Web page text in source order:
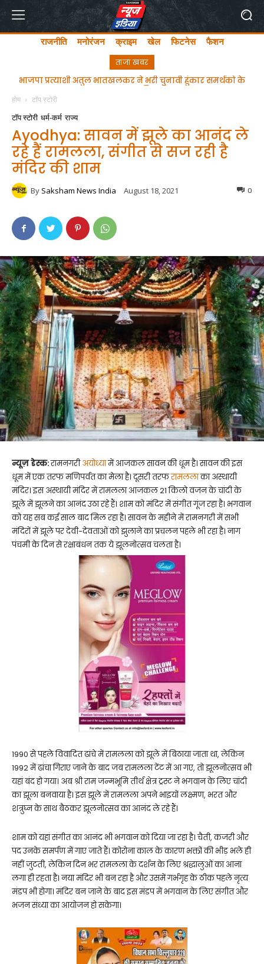
राजनीति मनोरंजन क्राइम खेल फिटनेस फैशन
ताजा खबर
ghgfhfghfghgfhgfhf
होम टॉप स्टोरी
टॉप स्टोरी धर्म-कर्म राज्य
Ayodhya: सावन में झूले का आनंद ले
रहे हैं रामलला, संगीत से सज रही है
मंदिर की शाम
By Saksham News India August 18, 2021 0
न्यूज़ डेस्क:रामनगरीअयोध्यामें आजकल सावन की धूम है। सावन की इस
धूम में एक तरफ मणिपर्वत का मेला है। दूसरी तरफरामललाका अस्थायी
मंदिर। इस अस्थायी मंदिर में रामलला आजकल 21 किलो वजन के चांदी के
झूले में झूलने का आनंद उठा रहे हैं। शाम को मंदिर में संगीत गूंज रहा है। भगवान
को यह सब कई साल बाद मिल रहा है। सावन के महीने में रामनगरी में सभी
मंदिरों में झूले पर देवी-देवताओं को झुलाने का प्रचलन पहले भी रहा है। नाग
पंचमी के दिन से रक्षाबंधन तक ये झूलनोत्सव चलता है।
1990 से पहले विवादित ढांचे में रामलला को झूले में बिठाया जाता था, लेकिन
1992 में ढांचा गिराए जाने के बाद जब रामलला टेंट में आ गए, तो झूलनोत्सव भी
यहां बंद हो गया। अब श्री राम जन्मभूमि तीर्थ क्षेत्र ट्रस्ट ने भगवान के लिए चांदी
का झूला बनवाया है। इस झूले में रामलला अपने भाइयों लक्ष्मण, भरत और
शत्रुघ्न के साथ बैठकर झूलनोत्सव का आनंद ले रहे हैं।
शाम को यहां संगीत का आनंद भी भगवान को दिया जा रहा है। चैती, कजरी और
पद उनके समर्पण में गाए जाते हैं। कोरोना काल के कारण भक्तों की भीड़ भले ही
नहीं जुटती, लेकिन दिन भर रामलला के दर्शन के लिए श्रद्धालुओं का आना
लगा ही रहता है। नया मंदिर भी बन रहा है और उसमें गर्भगृह के ठीक पहले नृत्य
मंडप भी होगा। मंदिर बन जाने के बाद इस मंडप में भगवान के लिए संगीत और
भजन संध्या का आयोजन हो सकेगा।